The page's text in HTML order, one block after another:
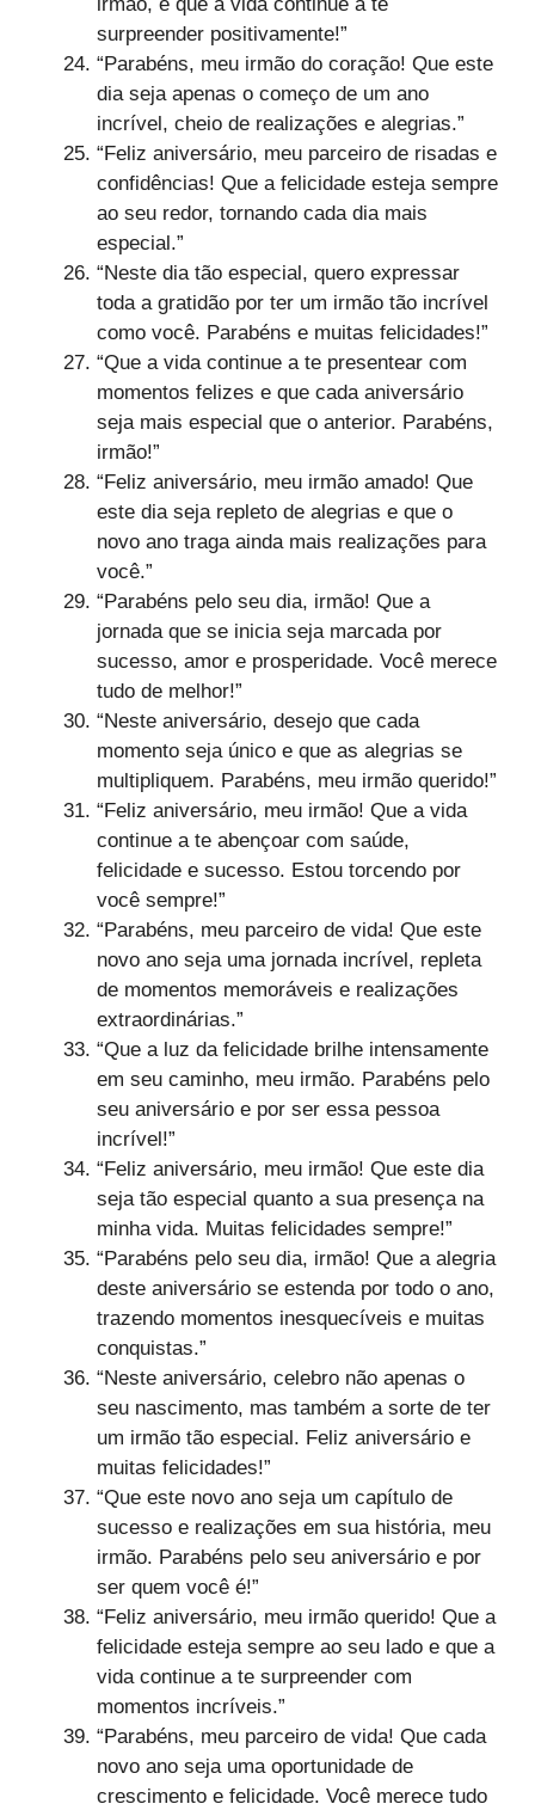
surpreender positivamente!”
“Parabéns, meu irmão do coração! Que este
dia seja apenas o começo de um ano
incrível, cheio de realizações e alegrias.”
“Feliz aniversário, meu parceiro de risadas e
confidências! Que a felicidade esteja sempre
ao seu redor, tornando cada dia mais
especial.”
“Neste dia tão especial, quero expressar
toda a gratidão por ter um irmão tão incrível
como você. Parabéns e muitas felicidades!”
“Que a vida continue a te presentear com
momentos felizes e que cada aniversário
seja mais especial que o anterior. Parabéns,
irmão!”
“Feliz aniversário, meu irmão amado! Que
este dia seja repleto de alegrias e que o
novo ano traga ainda mais realizações para
você.”
“Parabéns pelo seu dia, irmão! Que a
jornada que se inicia seja marcada por
sucesso, amor e prosperidade. Você merece
tudo de melhor!”
“Neste aniversário, desejo que cada
momento seja único e que as alegrias se
multipliquem. Parabéns, meu irmão querido!”
“Feliz aniversário, meu irmão! Que a vida
continue a te abençoar com saúde,
felicidade e sucesso. Estou torcendo por
você sempre!”
“Parabéns, meu parceiro de vida! Que este
novo ano seja uma jornada incrível, repleta
de momentos memoráveis e realizações
extraordinárias.”
“Que a luz da felicidade brilhe intensamente
em seu caminho, meu irmão. Parabéns pelo
seu aniversário e por ser essa pessoa
incrível!”
“Feliz aniversário, meu irmão! Que este dia
seja tão especial quanto a sua presença na
minha vida. Muitas felicidades sempre!”
“Parabéns pelo seu dia, irmão! Que a alegria
deste aniversário se estenda por todo o ano,
trazendo momentos inesquecíveis e muitas
conquistas.”
“Neste aniversário, celebro não apenas o
seu nascimento, mas também a sorte de ter
um irmão tão especial. Feliz aniversário e
muitas felicidades!”
“Que este novo ano seja um capítulo de
sucesso e realizações em sua história, meu
irmão. Parabéns pelo seu aniversário e por
ser quem você é!”
“Feliz aniversário, meu irmão querido! Que a
felicidade esteja sempre ao seu lado e que a
vida continue a te surpreender com
momentos incríveis.”
“Parabéns, meu parceiro de vida! Que cada
novo ano seja uma oportunidade de
crescimento e felicidade. Você merece tudo